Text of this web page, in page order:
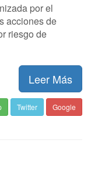
por el
acciones de
riesgo de
Leer Más
Twitter Google